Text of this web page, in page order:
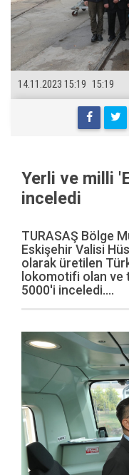
15:19
14.11.2023 15:19
Yerli ve milli
inceledi
TURASAŞ Bölge
Eskişehir Valisi
olarak üretilen
lokomotifi olan ve
5000'i inceledi....